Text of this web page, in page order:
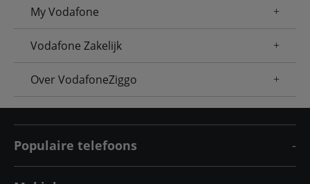
My Vodafone
Vodafone Zakelijk
Over VodafoneZiggo
Populaire telefoons